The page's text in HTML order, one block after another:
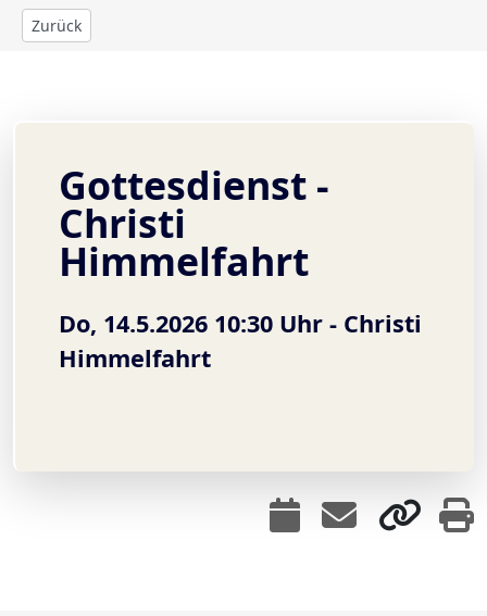
Zurück
Gottesdienst -
Christi
Himmelfahrt
Do, 14.5.2026 10:30 Uhr - Christi
Himmelfahrt